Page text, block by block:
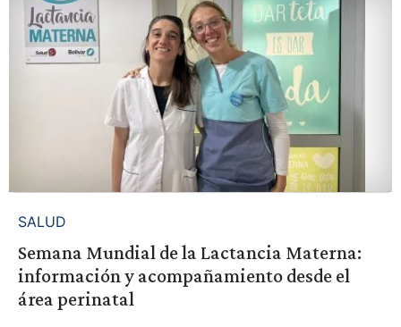
SALUD
Semana Mundial de la Lactancia Materna:
información y acompañamiento desde el
área perinatal